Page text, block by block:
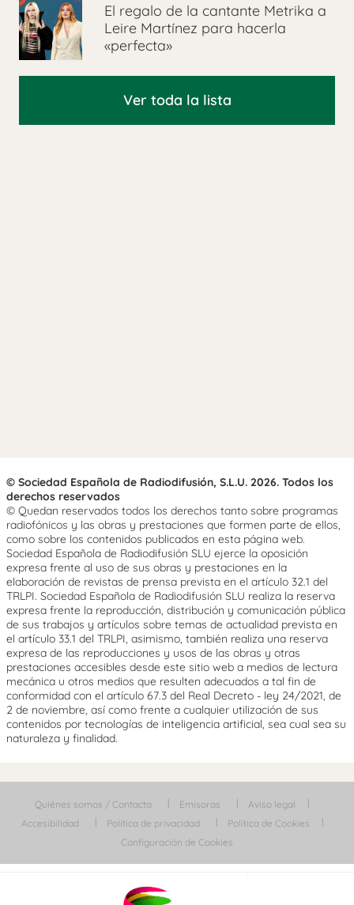
El regalo de la cantante Metrika a
Leire Martínez para hacerla
«perfecta»
Ver toda la lista
© Sociedad Española de Radiodifusión, S.L.U. 2026. Todos los
derechos reservados
© Quedan reservados todos los derechos tanto sobre programas
radiofónicos y las obras y prestaciones que formen parte de ellos,
como sobre los contenidos publicados en esta página web.
Sociedad Española de Radiodifusión SLU ejerce la oposición
expresa frente al uso de sus obras y prestaciones en la
elaboración de revistas de prensa prevista en el artículo 32.1 del
TRLPI. Sociedad Española de Radiodifusión SLU realiza la reserva
expresa frente la reproducción, distribución y comunicación pública
de sus trabajos y artículos sobre temas de actualidad prevista en
el artículo 33.1 del TRLPI, asimismo, también realiza una reserva
expresa de las reproducciones y usos de las obras y otras
prestaciones accesibles desde este sitio web a medios de lectura
mecánica u otros medios que resulten adecuados a tal fin de
conformidad con el artículo 67.3 del Real Decreto - ley 24/2021, de
2 de noviembre, así como frente a cualquier utilización de sus
contenidos por tecnologías de inteligencia artificial, sea cual sea su
naturaleza y finalidad.
Quiénes somos / Contacta Emisoras
Aviso legal
Accesibilidad
Política de privacidad
Política de Cookies
Configuración de Cookies